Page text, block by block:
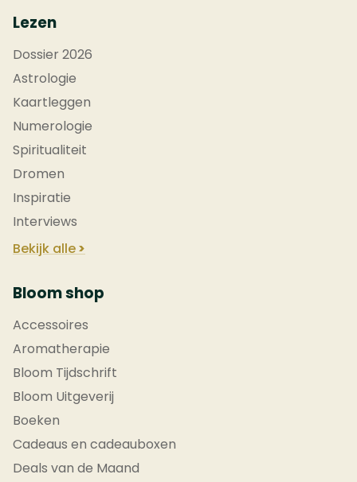
Lezen
Dossier 2026
Astrologie
Kaartleggen
Numerologie
Spiritualiteit
Dromen
Inspiratie
Interviews
Bekijk alle
Bloom shop
Accessoires
Aromatherapie
Bloom Tijdschrift
Bloom Uitgeverij
Boeken
Cadeaus en cadeauboxen
Deals van de Maand